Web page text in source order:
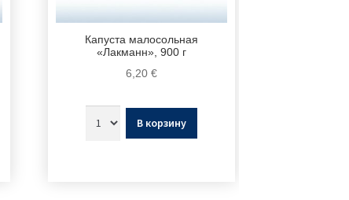
Капуста малосольная
«Лакманн», 900 г
6,20 €
В корзину